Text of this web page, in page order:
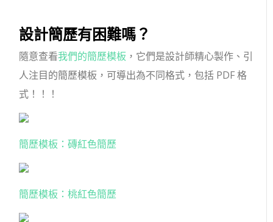
設計簡歷有困難嗎？
隨意查看我們的簡歷模板 ，它們是設計師精心製作、引
人注目的簡歷模板，可導出為不同格式，包括 PDF 格
式！！！
簡歷模板：磚紅色簡歷
簡歷模板：桃紅色簡歷